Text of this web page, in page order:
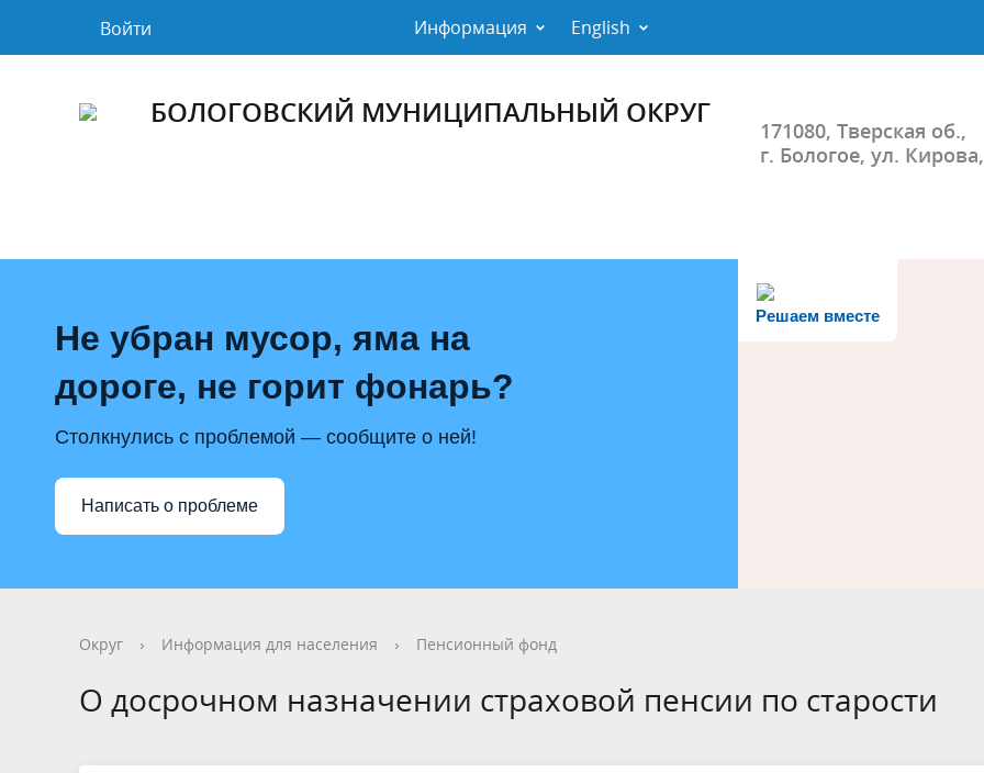
Войти Информация English
БОЛОГОВСКИЙ МУНИЦИПАЛЬНЫЙ ОКРУГ
171080, Тверская об.,
г. Бологое, ул.
Решаем вместе
Не убран мусор, яма на
дороге, не горит фонарь?
Столкнулись с проблемой — сообщите о ней!
Написать о проблеме
Округ › Информация для населения › Пенсионный фонд
О досрочном назначении страховой пенсии по старости